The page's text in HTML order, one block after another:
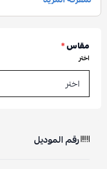
مقاس*
اختر
رقم الموديل